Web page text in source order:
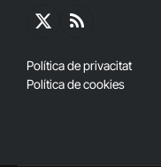
X
RSS
Política de privacitat
Política de cookies